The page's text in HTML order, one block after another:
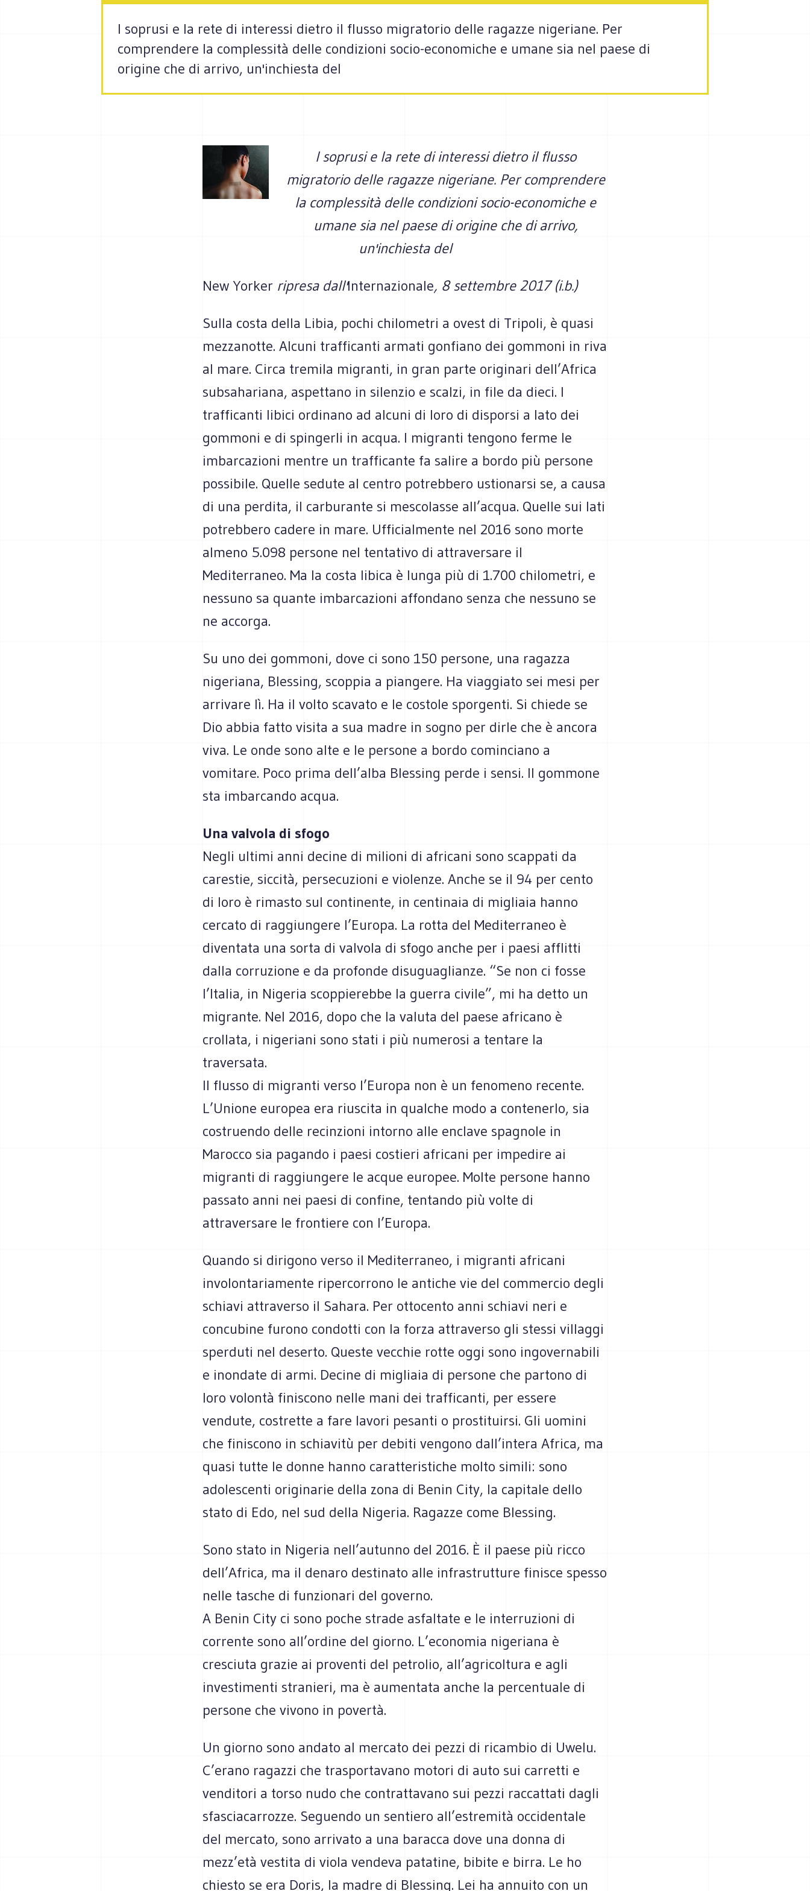
I soprusi e la rete di interessi dietro il flusso migratorio delle ragazze nigeriane. Per
comprendere la complessità delle condizioni socio-economiche e umane sia nel paese di
origine che di arrivo, un'inchiesta del
I soprusi e la rete di interessi dietro il flusso
migratorio delle ragazze nigeriane. Per comprendere
la complessità delle condizioni socio-economiche e
umane sia nel paese di origine che di arrivo,
un'inchiesta del
New Yorker ripresa dall'Internazionale, 8 settembre 2017 (i.b.)
Sulla costa della Libia, pochi chilometri a ovest di Tripoli, è quasi
mezzanotte. Alcuni trafficanti armati gonfiano dei gommoni in riva
al mare. Circa tremila migranti, in gran parte originari dell’Africa
subsahariana, aspettano in silenzio e scalzi, in file da dieci. I
trafficanti libici ordinano ad alcuni di loro di disporsi a lato dei
gommoni e di spingerli in acqua. I migranti tengono ferme le
imbarcazioni mentre un trafficante fa salire a bordo più persone
possibile. Quelle sedute al centro potrebbero ustionarsi se, a causa
di una perdita, il carburante si mescolasse all’acqua. Quelle sui lati
potrebbero cadere in mare. Ufficialmente nel 2016 sono morte
almeno 5.098 persone nel tentativo di attraversare il
Mediterraneo. Ma la costa libica è lunga più di 1.700 chilometri, e
nessuno sa quante imbarcazioni affondano senza che nessuno se
ne accorga.
Su uno dei gommoni, dove ci sono 150 persone, una ragazza
nigeriana, Blessing, scoppia a piangere. Ha viaggiato sei mesi per
arrivare lì. Ha il volto scavato e le costole sporgenti. Si chiede se
Dio abbia fatto visita a sua madre in sogno per dirle che è ancora
viva. Le onde sono alte e le persone a bordo cominciano a
vomitare. Poco prima dell’alba Blessing perde i sensi. Il gommone
sta imbarcando acqua.
Una valvola di sfogo
Negli ultimi anni decine di milioni di africani sono scappati da
carestie, siccità, persecuzioni e violenze. Anche se il 94 per cento
di loro è rimasto sul continente, in centinaia di migliaia hanno
cercato di raggiungere l’Europa. La rotta del Mediterraneo è
diventata una sorta di valvola di sfogo anche per i paesi afflitti
dalla corruzione e da profonde disuguaglianze. “Se non ci fosse
l’Italia, in Nigeria scoppierebbe la guerra civile”, mi ha detto un
migrante. Nel 2016, dopo che la valuta del paese africano è
crollata, i nigeriani sono stati i più numerosi a tentare la
traversata.
Il flusso di migranti verso l’Europa non è un fenomeno recente.
L’Unione europea era riuscita in qualche modo a contenerlo, sia
costruendo delle recinzioni intorno alle enclave spagnole in
Marocco sia pagando i paesi costieri africani per impedire ai
migranti di raggiungere le acque europee. Molte persone hanno
passato anni nei paesi di confine, tentando più volte di
attraversare le frontiere con l’Europa.
Quando si dirigono verso il Mediterraneo, i migranti africani
involontariamente ripercorrono le antiche vie del commercio degli
schiavi attraverso il Sahara. Per ottocento anni schiavi neri e
concubine furono condotti con la forza attraverso gli stessi villaggi
sperduti nel deserto. Queste vecchie rotte oggi sono ingovernabili
e inondate di armi. Decine di migliaia di persone che partono di
loro volontà finiscono nelle mani dei trafficanti, per essere
vendute, costrette a fare lavori pesanti o prostituirsi. Gli uomini
che finiscono in schiavitù per debiti vengono dall’intera Africa, ma
quasi tutte le donne hanno caratteristiche molto simili: sono
adolescenti originarie della zona di Benin City, la capitale dello
stato di Edo, nel sud della Nigeria. Ragazze come Blessing.
Sono stato in Nigeria nell’autunno del 2016. È il paese più ricco
dell’Africa, ma il denaro destinato alle infrastrutture finisce spesso
nelle tasche di funzionari del governo.
A Benin City ci sono poche strade asfaltate e le interruzioni di
corrente sono all’ordine del giorno. L’economia nigeriana è
cresciuta grazie ai proventi del petrolio, all’agricoltura e agli
investimenti stranieri, ma è aumentata anche la percentuale di
persone che vivono in povertà.
Un giorno sono andato al mercato dei pezzi di ricambio di Uwelu.
C’erano ragazzi che trasportavano motori di auto sui carretti e
venditori a torso nudo che contrattavano sui pezzi raccattati dagli
sfasciacarrozze. Seguendo un sentiero all’estremità occidentale
del mercato, sono arrivato a una baracca dove una donna di
mezz’età vestita di viola vendeva patatine, bibite e birra. Le ho
chiesto se era Doris, la madre di Blessing. Lei ha annuito con un